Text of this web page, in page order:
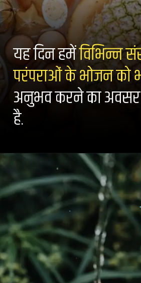
यह दिन हमेंविभिन्न
परंपराओं के भोजन को
अनुभव करने का अवसर
है.